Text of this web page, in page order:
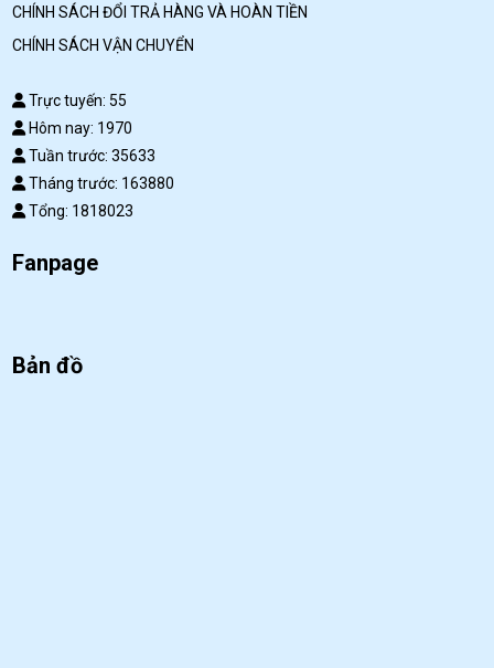
CHÍNH SÁCH ĐỔI TRẢ HÀNG VÀ HOÀN TIỀN
CHÍNH SÁCH VẬN CHUYỂN
Trực tuyến: 55
Hôm nay: 1970
Tuần trước: 35633
Tháng trước: 163880
Tổng: 1818023
Fanpage
Bản đồ